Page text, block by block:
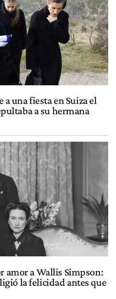
a una fiesta en Suiza el
a su hermana
amor a Wallis Simpson:
la felicidad antes que